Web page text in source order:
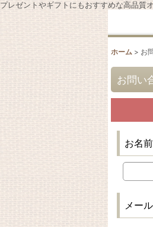
プレゼントやギフトにもおすすめな高品質
ホーム > お
お問い
お名前
メー